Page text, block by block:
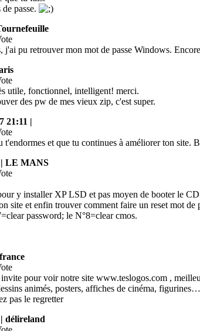
passe.
j'ai pu retrouver mon mot de passe Windows.
utile, fonctionnel, intelligent! merci.
des pw de mes vieux zip, c'est super.
21:11 |
t'endormes et que tu continues à améliorer ton site.
| LE MANS
y installer XP LSD et pas moyen de booter le CD
site et enfin trouver comment faire un reset mot
password; le N°8=clear cmos.
pour voir notre site www.teslogos.com ,
animés, posters, affiches de cinéma,
pas le regretter
délireland